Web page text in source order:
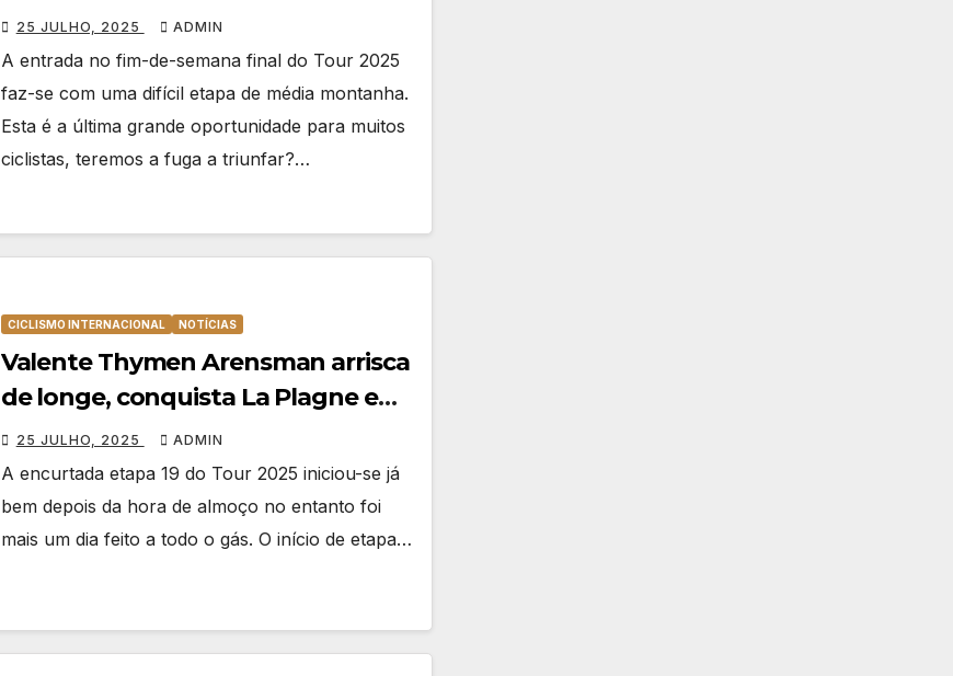
25 JULHO, 2025 ADMIN
A entrada no fim-de-semana final do Tour 2025
faz-se com uma difícil etapa de média montanha.
Esta é a última grande oportunidade para muitos
ciclistas, teremos a fuga a triunfar?…
CICLISMO INTERNACIONAL NOTÍCIAS
Valente Thymen Arensman arrisca
de longe, conquista La Plagne e
bisa no Tour 2025
25 JULHO, 2025 ADMIN
A encurtada etapa 19 do Tour 2025 iniciou-se já
bem depois da hora de almoço no entanto foi
mais um dia feito a todo o gás. O início de etapa…